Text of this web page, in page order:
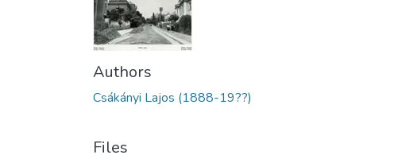
Authors
Csákányi Lajos (1888-19??)
Files